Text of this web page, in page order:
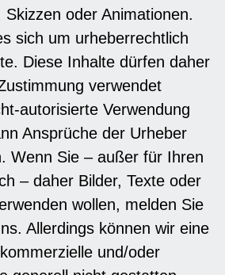
oder Animationen.
sich um urheberrechtlich
Diese Inhalte dürfen daher
verwendet
autorisierte Verwendung
Ansprüche der Urheber
Wenn Sie – außer für Ihren
– daher Bilder, Texte oder
wollen, melden Sie
Allerdings können wir eine
und/oder